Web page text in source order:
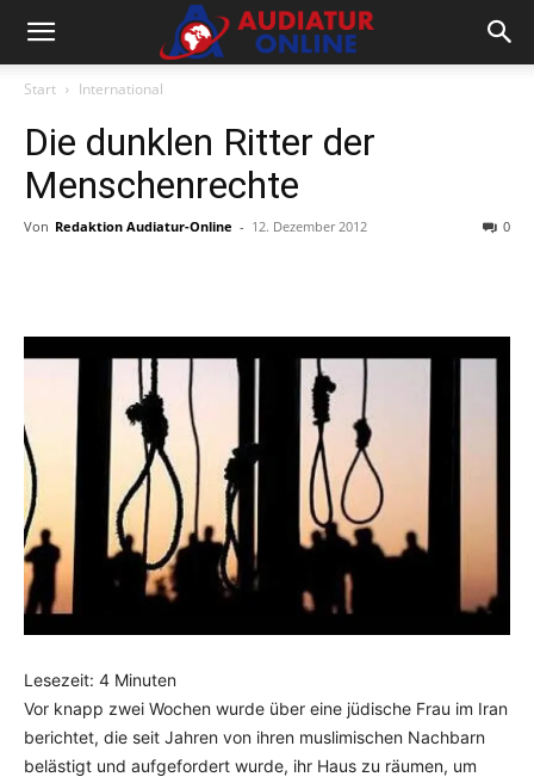
Start International
Die dunklen Ritter der
Menschenrechte
Von Redaktion Audiatur-Online - 12. Dezember 2012 0
Lesezeit: 4 Minuten
Vor knapp zwei Wochen wurde über eine jüdische Frau im Iran
berichtet, die seit Jahren von ihren muslimischen Nachbarn
belästigt und aufgefordert wurde, ihr Haus zu räumen, um